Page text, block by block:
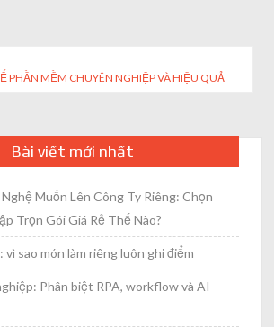
PHẦN MỀM CHUYÊN NGHIỆP VÀ HIỆU QUẢ
Bài viết mới nhất
Muốn Lên Công Ty Riêng: Chọn
Trọn Gói Giá Rẻ Thế Nào?
vì sao món làm riêng luôn ghi điểm
Phân biệt RPA, workflow và AI